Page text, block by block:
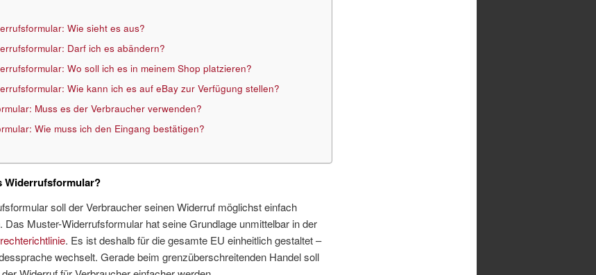
Wie sieht es aus?
Darf ich es abändern?
Wo soll ich es in meinem Shop platzieren?
Wie kann ich es auf eBay zur Verfügung stellen?
Muss es der Verbraucher verwenden?
Wie muss ich den Eingang bestätigen?
Widerrufsformular?
soll der Verbraucher seinen Widerruf möglichst einfach
Das Muster-Widerrufsformular hat seine Grundlage unmittelbar in der
. Es ist deshalb für die gesamte EU einheitlich gestaltet –
wechselt. Gerade beim grenzüberschreitenden Handel soll